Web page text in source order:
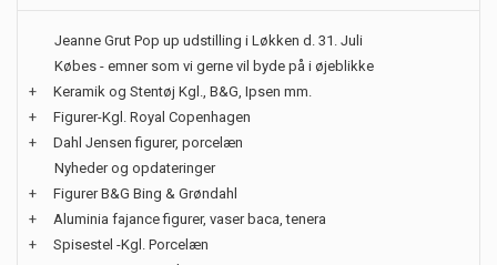
Jeanne Grut Pop up udstilling i Løkken d. 31. Juli
Købes - emner som vi gerne vil byde på i øjeblikke
+
Keramik og Stentøj Kgl., B&G, Ipsen mm.
+
Figurer-Kgl. Royal Copenhagen
+
Dahl Jensen figurer, porcelæn
Nyheder og opdateringer
+
Figurer B&G Bing & Grøndahl
+
Aluminia fajance figurer, vaser baca, tenera
+
Spisestel -Kgl. Porcelæn